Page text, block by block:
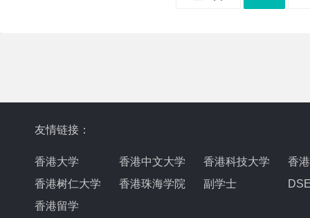
友情链接：
香港大学 香港中文大学 香港科技大学
香
香港树仁大学
香港珠海学院 副学士
香港留学